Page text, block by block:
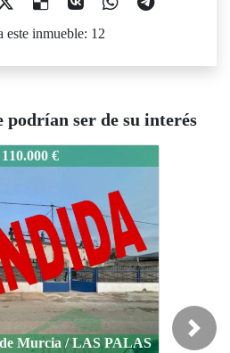
este inmueble: 12
podrían ser de su interés
PALAS
95.000 €
Next